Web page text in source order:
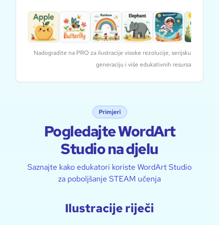
Nadogradite na PRO za ilustracije visoke rezolucije, serijsku
generaciju i više edukativnih resursa
Primjeri
Pogledajte WordArt
Studio na djelu
Saznajte kako edukatori koriste WordArt Studio
za poboljšanje STEAM učenja
Ilustracije riječi